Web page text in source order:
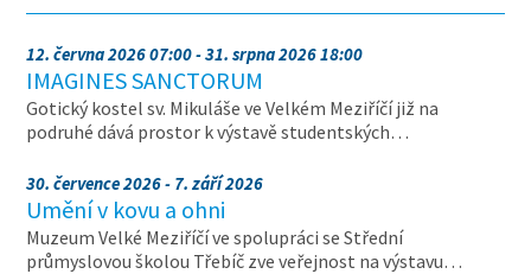
12. června 2026 07:00 - 31. srpna 2026 18:00
IMAGINES SANCTORUM
Gotický kostel sv. Mikuláše ve Velkém Meziříčí již na
podruhé dává prostor k výstavě studentských…
30. července 2026 - 7. září 2026
Umění v kovu a ohni
Muzeum Velké Meziříčí ve spolupráci se Střední
průmyslovou školou Třebíč zve veřejnost na výstavu…